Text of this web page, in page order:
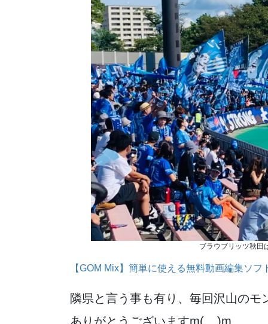
ブラウブリッツ秋田
【GOM Mix】簡単に使える無料動画編集ソフ
隣県と言う事も有り、毎回沢山の
ありがとうございますm(__)m